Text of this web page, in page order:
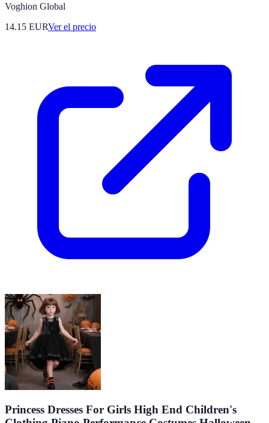
Voghion Global
14.15 EURVer el precio
Princess Dresses For Girls High End Children's